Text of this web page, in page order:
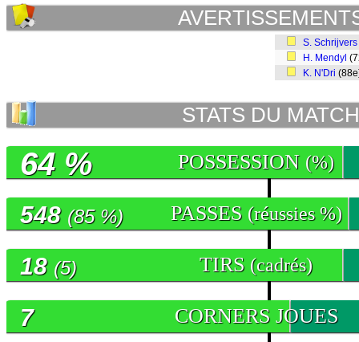
S. Schrijvers
H. Mendyl
K. N'Dri
STATS DU MATCH
POSSESSION (%)
64 %
PASSES (réussies %)
548 (85 %)
TIRS (cadrés)
18 (5)
CORNERS JOUES
7